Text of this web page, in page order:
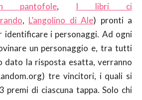
pantofole, I libri ci
, L’angolino di Ale) pronti a
identificare i personaggi. Ad ogni
un personaggio e, tra tutti
dato la risposta esatta, verranno
tre vincitori, i quali si
premi di ciascuna tappa. Solo chi